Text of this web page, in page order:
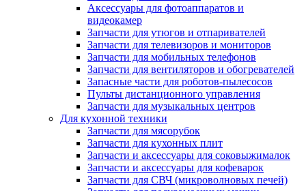
Аксессуары для фотоаппаратов и
видеокамер
Запчасти для утюгов и отпаривателей
Запчасти для телевизоров и мониторов
Запчасти для мобильных телефонов
Запчасти для вентиляторов и обогревателей
Запасные части для роботов-пылесосов
Пульты дистанционного управления
Запчасти для музыкальных центров
Для кухонной техники
Запчасти для мясорубок
Запчасти для кухонных плит
Запчасти и аксессуары для соковыжималок
Запчасти и аксессуары для кофеварок
Запчасти для СВЧ (микроволновых печей)